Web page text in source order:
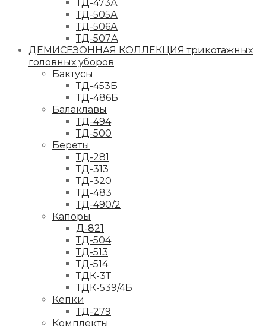
ТД-473А
ТД-505А
ТД-506А
ТД-507А
ДЕМИСЕЗОННАЯ КОЛЛЕКЦИЯ трикотажных
головных уборов
Бактусы
ТД-453Б
ТД-486Б
Балаклавы
ТД-494
ТД-500
Береты
ТД-281
ТД-313
ТД-320
ТД-483
ТД-490/2
Капоры
Д-821
ТД-504
ТД-513
ТД-514
ТДК-3Т
ТДК-539/4Б
Кепки
ТД-279
Комплекты